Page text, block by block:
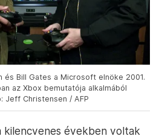
és Bill Gates a Microsoft elnöke 2001.
az Xbox bemutatója alkalmából
Jeff Christensen / AFP
kilencvenes években voltak